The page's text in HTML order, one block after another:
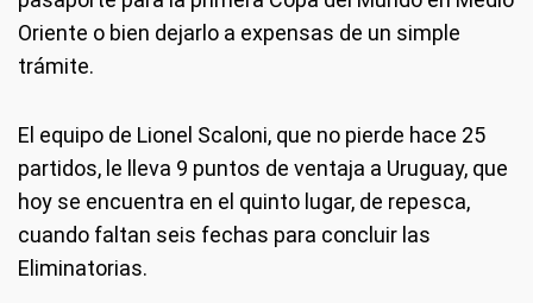
Oriente o bien dejarlo a expensas de un simple
trámite.
El equipo de Lionel Scaloni, que no pierde hace 25
partidos, le lleva 9 puntos de ventaja a Uruguay, que
hoy se encuentra en el quinto lugar, de repesca,
cuando faltan seis fechas para concluir las
Eliminatorias.